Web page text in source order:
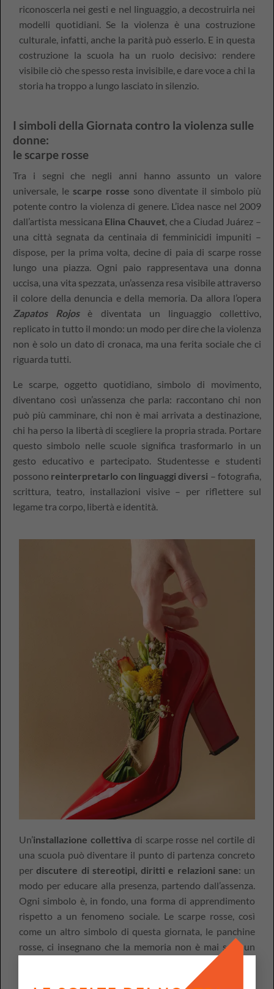
riconoscerla nei gesti e nel linguaggio, a decostruirla nei
modelli quotidiani. Se la violenza è una costruzione
culturale, infatti, anche la parità può esserlo. E in questa
costruzione la scuola ha un ruolo decisivo: rendere
visibile ciò che spesso resta invisibile, e dare voce a chi la
storia ha troppo a lungo lasciato in silenzio.
I simboli della Giornata contro la violenza sulle
donne:
le scarpe rosse
Tra i segni che negli anni hanno assunto un valore
universale, le scarpe rosse sono diventate il simbolo più
potente contro la violenza di genere. L’idea nasce nel 2009
dall’artista messicana Elina Chauvet, che a Ciudad Juárez –
una città segnata da centinaia di femminicidi impuniti –
dispose, per la prima volta, decine di paia di scarpe rosse
lungo una piazza. Ogni paio rappresentava una donna
uccisa, una vita spezzata, un’assenza resa visibile attraverso
il colore della denuncia e della memoria. Da allora l’opera
Zapatos Rojosè diventata un linguaggio collettivo,
replicato in tutto il mondo: un modo per dire che la violenza
non è solo un dato di cronaca, ma una ferita sociale che ci
riguarda tutti.
Le scarpe, oggetto quotidiano, simbolo di movimento,
diventano così un’assenza che parla: raccontano chi non
può più camminare, chi non è mai arrivata a destinazione,
chi ha perso la libertà di scegliere la propria strada. Portare
questo simbolo nelle scuole significa trasformarlo in un
gesto educativo e partecipato. Studentesse e studenti
possono reinterpretarlo con linguaggi diversi – fotografia,
scrittura, teatro, installazioni visive – per riflettere sul
legame tra corpo, libertà e identità.
Un’installazione collettiva di scarpe rosse nel cortile di
una scuola può diventare il punto di partenza concreto
perdiscutere di stereotipi, diritti e relazioni sane: un
modo per educare alla presenza, partendo dall’assenza.
Ogni simbolo è, in fondo, una forma di apprendimento
rispetto a un fenomeno sociale. Le scarpe rosse, così
come un altro simbolo di questa giornata, le panchine
rosse, ci insegnano che la memoria non è mai solo un
atto commemorativo, ma un esercizio di consapevolezza